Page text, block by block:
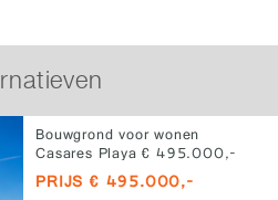
Bouwgrond voor wonen
Casares Playa € 495.000,-
PRIJS € 495.000,-